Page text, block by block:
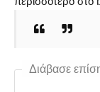
Διάβασε